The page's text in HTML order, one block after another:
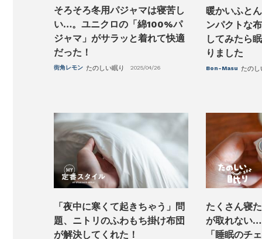
そろそろ冬用パジャマは寝苦し
い…。ユニクロの「綿100%パ
ジャマ」がサラッと着れて快適
だった！
街角レモン たのしい眠り 2025/04/26
暖かいふと
ンパクトな
してみたら
りました
Bon-Masu たのし
「夜中に寒くて起きちゃう」問
題、ニトリのふわもち掛け布団
が解決してくれた！
たくさん寝
が取れない
「睡眠のチ